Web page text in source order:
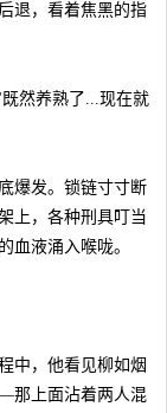
退，看着焦黑的指
然养熟了...现在就
爆发。锁链寸寸断
上，各种刑具叮当
血液涌入喉咙。
，他看见柳如烟
那上面沾着两人混